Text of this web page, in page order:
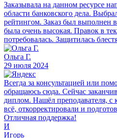
Заказывала на данном ресурсе
области банковского дела.
рейтингом. Заказ был выполнен
была очень высокая. Правок в
потребовалась. Защитилась
Ольга Г.
29 июля 2024
Всегда за консультацией или
обращаюсь сюда. Сейчас
диплом. Нашёл преподавателя, с
всё, откорректировали и
Отличная поддержка!
И
Игорь